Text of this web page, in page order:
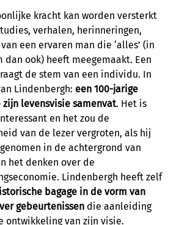
kracht kan worden versterkt
verhalen, herinneringen,
een ervaren man die ‘alles’ (in
dan ook) heeft meegemaakt. Een
de stem van een individu. In
Lindenbergh: een 100-jarige
levensvisie samenvat. Het is
en het zou de
van de lezer vergroten, als hij
in de achtergrond van
het denken over de
Lindenbergh heeft zelf
bagage in de vorm van
gebeurtenissen die aanleiding
ontwikkeling van zijn visie.